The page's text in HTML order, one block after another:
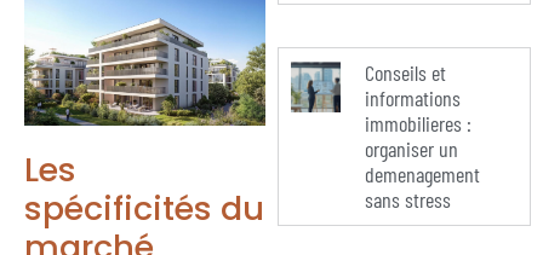
Les
spécificités du
Conseils et
informations
immobilieres :
organiser un
demenagement
sans stress